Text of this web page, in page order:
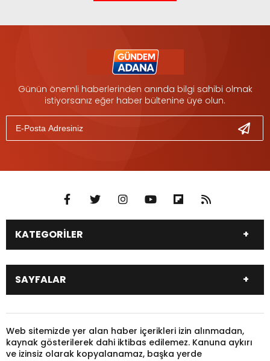
Günün önemli haberlerinden anında bilgi sahibi olmak
istiyorsanız eğer haber bültenine üye olun.
KATEGORİLER
DÜNYA
SİYASET
EKONOMİ
SAĞLIK
SPOR
TARIM
YEREL YÖNETİM
GÜNDEM
HAYVANLAR
KADIN
KONSER
SAYFALAR
Pariteler
Canlı Sonuçlar
Puan Durumu
Fikstür
Web sitemizde yer alan haber içerikleri izin alınmadan,
kaynak gösterilerek dahi iktibas edilemez. Kanuna aykırı
ve izinsiz olarak kopyalanamaz, başka yerde